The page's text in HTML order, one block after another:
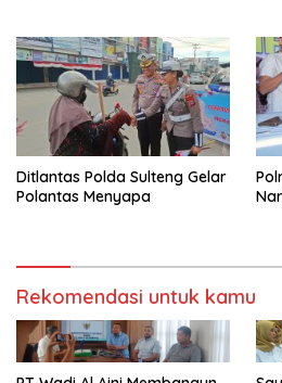
Ditlantas Polda Sulteng Gelar
Polantas Menyapa
Rekomendasi untuk kamu